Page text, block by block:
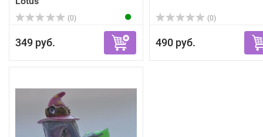
(0)
349 руб.
(0)
490 руб.